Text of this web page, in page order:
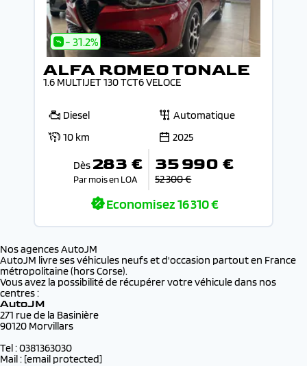
- 31.2%
ALFA ROMEO TONALE
1.6 MULTIJET 130 TCT6 VELOCE
Diesel
Automatique
10 km
2025
Dès 283 €
Par mois en LOA
35 990 €
52 300 €
Economisez16 310 €
Nos agences AutoJM
AutoJM livre ses véhicules neufs et d'occasion partout en France
métropolitaine (hors Corse).
Vous avez la possibilité de récupérer votre véhicule dans nos
centres :
AutoJM
271 rue de la Basinière
90120 Morvillars
Tel : 0381363030
Mail : [email protected]